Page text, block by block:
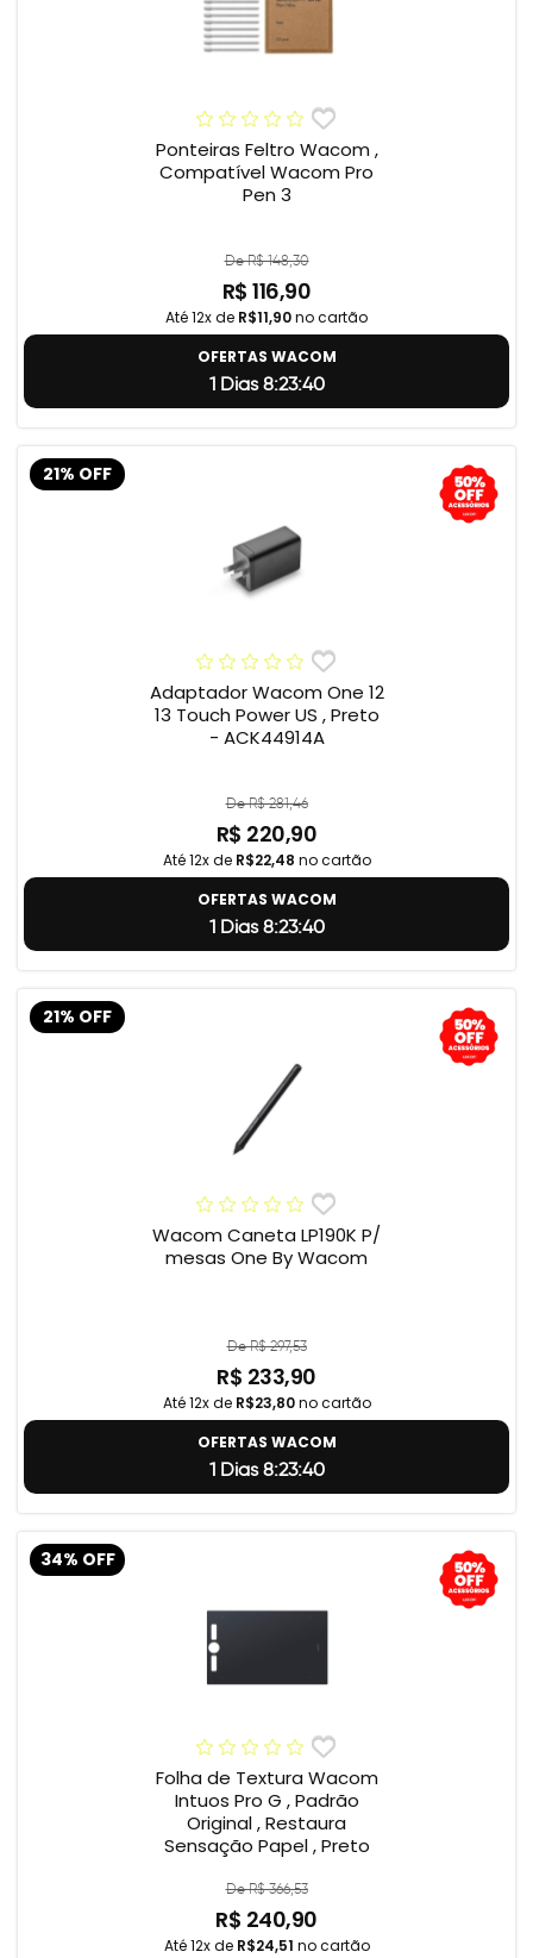
Ponteiras Feltro Wacom ,
Compatível Wacom Pro
Pen 3
De R$ 148,30
R$ 116,90
Até 12x de R$11,90no cartão
OFERTAS WACOM
1 Dias 8:23:39
21% OFF
Adaptador Wacom One 12
13 Touch Power US , Preto
- ACK44914A
De R$ 281,46
R$ 220,90
Até 12x de R$22,48 no cartão
OFERTAS WACOM
1 Dias 8:23:39
21% OFF
Wacom Caneta LP190K P/
mesas One By Wacom
De R$ 297,53
R$ 233,90
Até 12x de R$23,80no cartão
OFERTAS WACOM
1 Dias 8:23:39
34% OFF
Folha de Textura Wacom
Intuos Pro G , Padrão
Original , Restaura
Sensação Papel , Preto
De R$ 366,53
R$ 240,90
Até 12x de R$24,51 no cartão